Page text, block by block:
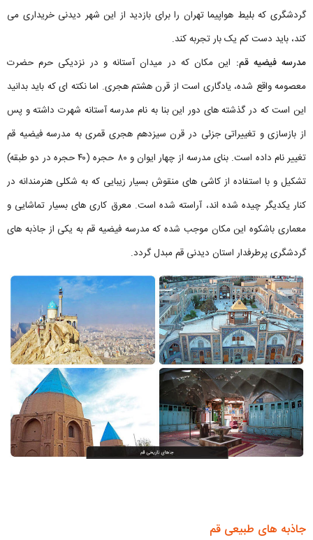
گردشگری که بلیط هواپیما تهران را برای بازدید از این شهر دیدنی خریداری می
کند، باید دست کم یک بار تجربه کند.
مدرسه فیضیه قم: این مکان که در میدان آستانه و در نزدیکی حرم حضرت
معصومه واقع شده، یادگاری است از قرن هشتم هجری. اما نکته ای که باید بدانید
این است که در گذشته های دور این بنا به نام مدرسه آستانه شهرت داشته و پس
از بازسازی و تغییراتی جزئی در قرن سیزدهم هجری قمری به مدرسه فیضیه قم
تغییر نام داده است. بنای مدرسه از چهار ایوان و ۸۰ حجره (۴۰ حجره در دو طبقه)
تشکیل و با استفاده از کاشی های منقوش بسیار زیبایی که به شکلی هنرمندانه در
کنار یکدیگر چیده شده اند، آراسته شده است. معرق کاری های بسیار تماشایی و
معماری باشکوه این مکان موجب شده که مدرسه فیضیه قم به یکی از جاذبه های
گردشگری پرطرفدار استان دیدنی قم مبدل گردد.
جاذبه های طبیعی قم